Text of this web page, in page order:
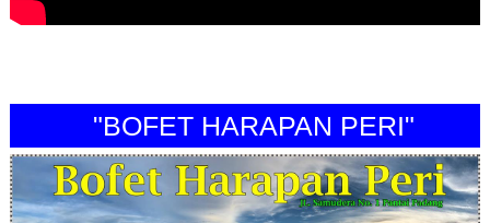
"BOFET HARAPAN PERI"